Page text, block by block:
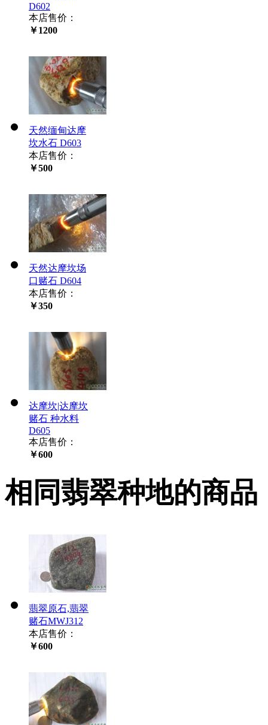
D602
本店售价：
￥1200
天然缅甸达摩
坎水石 D603
本店售价：
￥500
天然达摩坎场
口赌石 D604
本店售价：
￥350
达摩坎|达摩坎
赌石 种水料
D605
本店售价：
￥600
相同翡翠种地的商品
翡翠原石,翡翠
赌石MWJ312
本店售价：
￥600